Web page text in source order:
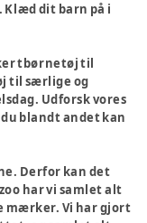
dit barn på i
tbørnetøj til
til særlige og
Udforsk vores
blandt andet kan
Derfor kan det
har vi samlet alt
mærker. Vi har gjort